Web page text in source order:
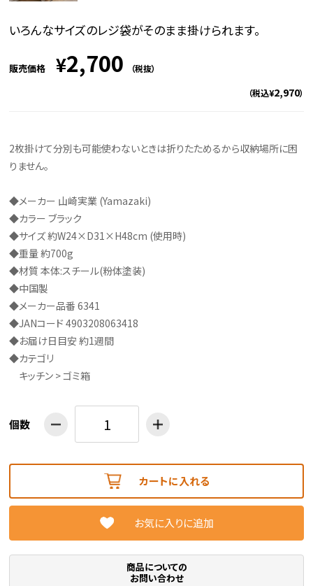
いろんなサイズのレジ袋がそのまま掛けられます。
販売価格 ¥2,700 （税抜）
（税込¥2,970）
2枚掛けて分別も可能使わないときは折りたためるから収納場所に困
りません。
◆メーカー 山崎実業 (Yamazaki)
◆カラー ブラック
◆サイズ 約W24×D31×H48cm (使用時)
◆重量 約700g
◆材質 本体:スチール(粉体塗装)
◆中国製
◆メーカー品番 6341
◆JANコード 4903208063418
◆お届け日目安 約1週間
◆カテゴリ
キッチン > ゴミ箱
個数
カートに入れる
お気に入りに追加
商品についての
お問い合わせ